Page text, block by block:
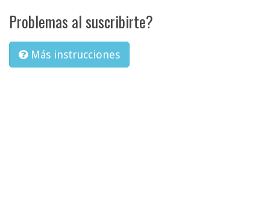
Problemas al suscribirte?
Más instrucciones